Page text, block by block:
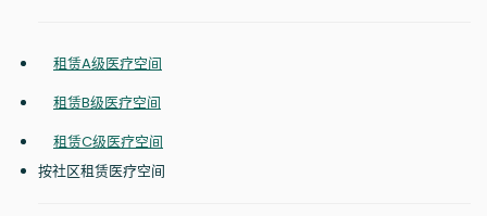
租赁A级医疗空间
租赁B级医疗空间
租赁C级医疗空间
按社区租赁医疗空间